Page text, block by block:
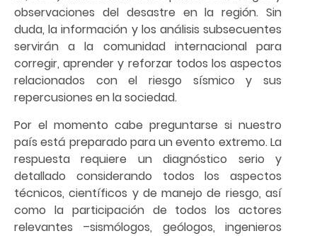
observaciones del desastre en la región. Sin
duda, la información y los análisis subsecuentes
servirán a la comunidad internacional para
corregir, aprender y reforzar todos los aspectos
relacionados con el riesgo sísmico y sus
repercusiones en la sociedad.
Por el momento cabe preguntarse si nuestro
país está preparado para un evento extremo. La
respuesta requiere un diagnóstico serio y
detallado considerando todos los aspectos
técnicos, científicos y de manejo de riesgo, así
como la participación de todos los actores
relevantes –sismólogos, geólogos, ingenieros